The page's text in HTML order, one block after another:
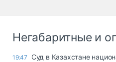
Негабаритные и
19:47 Суд в Казахстане